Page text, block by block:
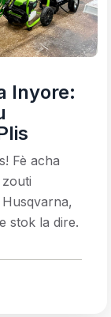
Inyore:
Fè acha
stok la dire.